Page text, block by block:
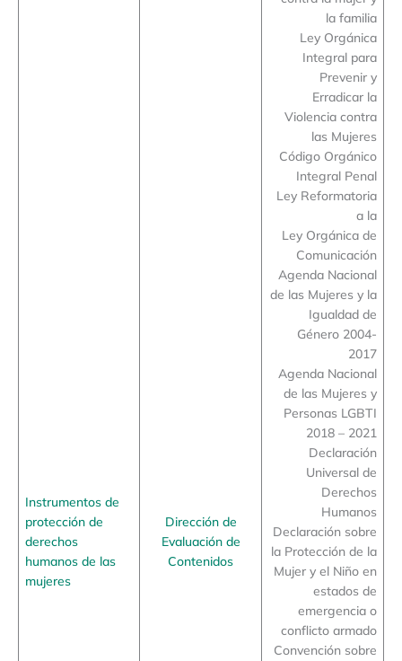
Instrumentos de
protección de
derechos
humanos de las
mujeres
Dirección de
Evaluación de
Contenidos
la familia
Ley Orgánica
Integral para
Prevenir y
Erradicar la
Violencia contra
las Mujeres
Código Orgánico
Integral Penal
Ley Reformatoria
a la
Ley Orgánica de
Comunicación
Agenda Nacional
de las Mujeres y la
Igualdad de
Género 2004-
2017
Agenda Nacional
de las Mujeres y
Personas LGBTI
2018 – 2021
Declaración
Universal de
Derechos
Humanos
Declaración sobre
la Protección de la
Mujer y el Niño en
estados de
emergencia o
conflicto armado
Convención sobre